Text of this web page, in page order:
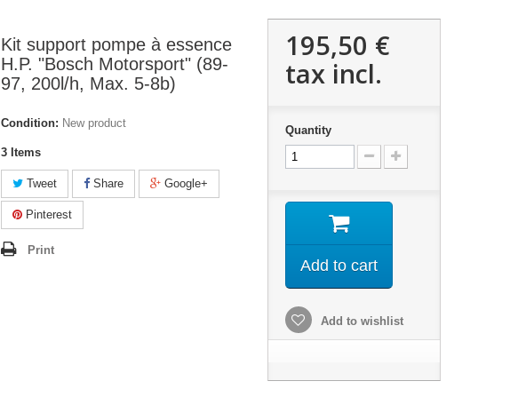
Kit support pompe à essence
H.P. "Bosch Motorsport" (89-
97, 200l/h, Max. 5-8b)
Condition: New product
3 Items
Tweet Share Google+
Pinterest
Print
195,50 €
tax incl.
Quantity
Add to cart
Add to wishlist